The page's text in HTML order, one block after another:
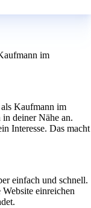
im
Kaufmann im
deiner Nähe an.
Interesse. Das macht
einfach und schnell.
einreichen